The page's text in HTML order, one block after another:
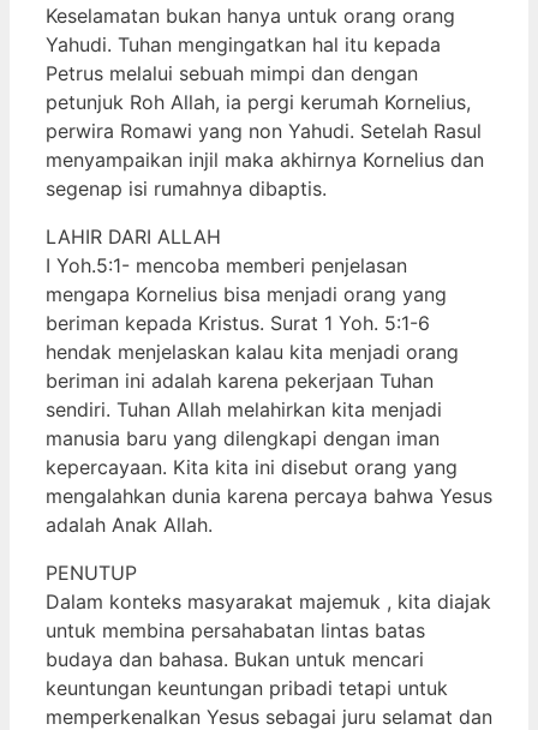
Keselamatan bukan hanya untuk orang orang
Yahudi. Tuhan mengingatkan hal itu kepada
Petrus melalui sebuah mimpi dan dengan
petunjuk Roh Allah, ia pergi kerumah Kornelius,
perwira Romawi yang non Yahudi. Setelah Rasul
menyampaikan injil maka akhirnya Kornelius dan
segenap isi rumahnya dibaptis.
LAHIR DARI ALLAH
I Yoh.5:1- mencoba memberi penjelasan
mengapa Kornelius bisa menjadi orang yang
beriman kepada Kristus. Surat 1 Yoh. 5:1-6
hendak menjelaskan kalau kita menjadi orang
beriman ini adalah karena pekerjaan Tuhan
sendiri. Tuhan Allah melahirkan kita menjadi
manusia baru yang dilengkapi dengan iman
kepercayaan. Kita kita ini disebut orang yang
mengalahkan dunia karena percaya bahwa Yesus
adalah Anak Allah.
PENUTUP
Dalam konteks masyarakat majemuk , kita diajak
untuk membina persahabatan lintas batas
budaya dan bahasa. Bukan untuk mencari
keuntungan keuntungan pribadi tetapi untuk
memperkenalkan Yesus sebagai juru selamat dan